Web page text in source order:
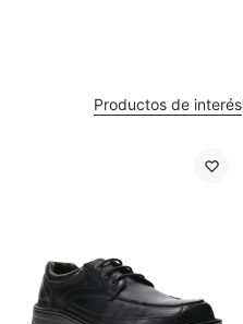
Productos de interés